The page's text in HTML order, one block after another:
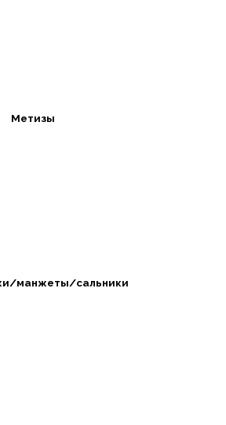
Метизы
манжеты/сальники